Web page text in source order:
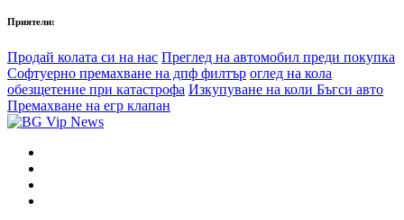
Приятели:
Продай колата си на нас Преглед на автомобил преди покупка
Софтуерно премахване на дпф филтър оглед на кола
обезщетение при катастрофа Изкупуване на коли Бъгси авто
Премахване на егр клапан